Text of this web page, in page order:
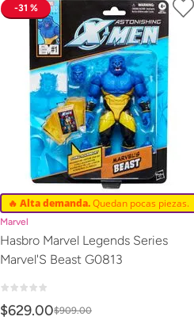
31 %
🔥 Alta demanda.Quedan pocas piezas.
Marvel
Hasbro Marvel Legends Series
Marvel'S Beast G0813
$629.00$909.00